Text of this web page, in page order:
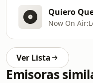
Quiero
Now On
Ver Lista
Emisoras